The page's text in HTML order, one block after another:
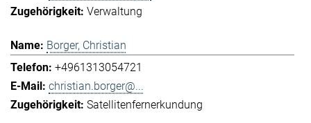
Verwaltung
Borger, Christian
+4961313054721
christian.borger@...
Satellitenfernerkundung